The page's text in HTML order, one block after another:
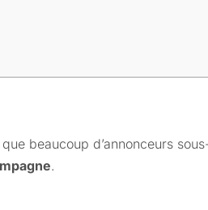
beaucoup d’annonceurs
.